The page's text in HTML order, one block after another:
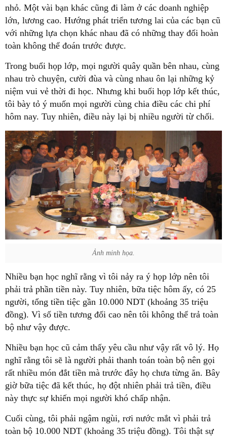
nhỏ. Một vài bạn khác cũng đi làm ở các doanh nghiệp
lớn, lương cao. Hướng phát triển tương lai của các bạn cũ
với những lựa chọn khác nhau đã có những thay đổi hoàn
toàn không thể đoán trước được.
Trong buổi họp lớp, mọi người quây quần bên nhau, cùng
nhau trò chuyện, cười đùa và cùng nhau ôn lại những kỷ
niệm vui vẻ thời đi học. Nhưng khi buổi họp lớp kết thúc,
tôi bày tỏ ý muốn mọi người cùng chia điều các chi phí
hôm nay. Tuy nhiên, điều này lại bị nhiều người từ chối.
Ảnh minh họa.
Nhiều bạn học nghĩ rằng vì tôi nảy ra ý họp lớp nên tôi
phải trả phần tiền này. Tuy nhiên, bữa tiệc hôm ấy, có 25
người, tổng tiền tiệc gần 10.000 NDT (khoảng 35 triệu
đồng). Vì số tiền tương đối cao nên tôi không thể trả toàn
bộ như vậy được.
Nhiều bạn học cũ cảm thấy yêu cầu như vậy rất vô lý. Họ
nghĩ rằng tôi sẽ là người phải thanh toán toàn bộ nên gọi
rất nhiều món đắt tiền mà trước đây họ chưa từng ăn. Bây
giờ bữa tiệc đã kết thúc, họ đột nhiên phải trả tiền, điều
này thực sự khiến mọi người khó chấp nhận.
Cuối cùng, tôi phải ngậm ngùi, rơi nước mắt vì phải trả
toàn bộ 10.000 NDT (khoảng 35 triệu đồng). Tôi thật sự